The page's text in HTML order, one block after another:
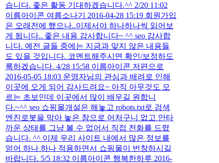
습니다. 좋은 활동 기대하겠습니다.^^ 2/20 11:02
이름아이콘 여름소나기 2016-04-28 15:19 회원가입
은 오래전에 했으나..이제서야 하나하나씩 읽어보
게 됩니다.. 좋은 내용 감사합니다~ ^^ seo 감사합
니다. 예전 글들 중에는 지금과 맞지 않은 내용들
도 있을 것입니다. 코멘트해주시면 확인/보정하도
록하겠습니다. 4/28 15:58 이름아이콘 저편으로
2016-05-05 18:03 운영자님의 관심과 배려로 인해
이곳에 오게 되어 감사드려요~ 아직 아무것도 모
르는 초보인데 이곳에서 많이 배우길 원합니
다.~^^ seo 쇼핑몰개설은 해놓고 robots.txt로 검색
엔진로봇을 막아 놓은 참으로 어처구니 없고 안타
까운 상태를 그냥 볼 수 없어서 직접 전화를 드렸
습니다. ^^ 이제 우리 사이트 내에서 많은 정보를
얻어 하나 하나 적용하면서 쇼핑몰이 번창하시길
바랍니다. 5/5 18:32 이름아이콘 행복한하루 2016-